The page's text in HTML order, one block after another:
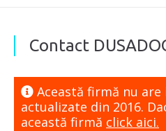
Contact
Această firmă nu
actualizate din 2016.
această firmă click aici.